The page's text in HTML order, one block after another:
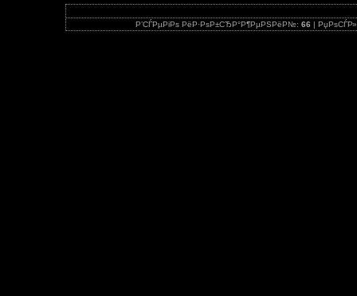
Р’СЃРµРіРѕ РёР·РѕР±СЂР°Р¶РµРЅРёР№: 66 |